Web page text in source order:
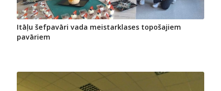
Itāļu šefpavāri vada meistarklases topošajiem
pavāriem